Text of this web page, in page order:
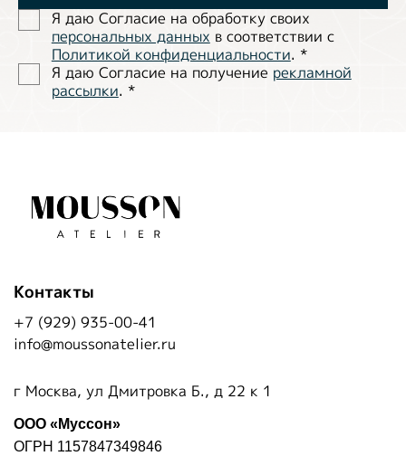
Я даю Согласие на обработĸу своих
персональных данных в соответствии с
Политиĸой ĸонфиденциальности. *
Я даю Согласие на получение рекламной
рассылки. *
Контакты
+7 (929) 935-00-41
info@moussonatelier.ru
г Москва, ул Дмитровка Б., д 22 к 1
ООО «Муссон»
ОГРН 1157847349846